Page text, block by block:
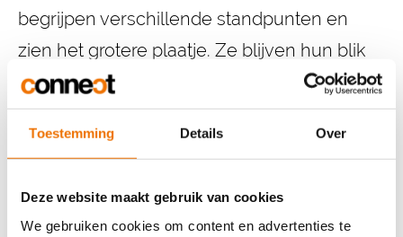
Toestemming Details Over
Deze website maakt gebruik van cookies
We gebruiken cookies om content en advertenties te
begrijpen verschillende standpunten en
zien het grotere plaatje. Ze blijven hun blik
uitbreiden door op zoek te gaan naar
nieuwe invalshoeken.